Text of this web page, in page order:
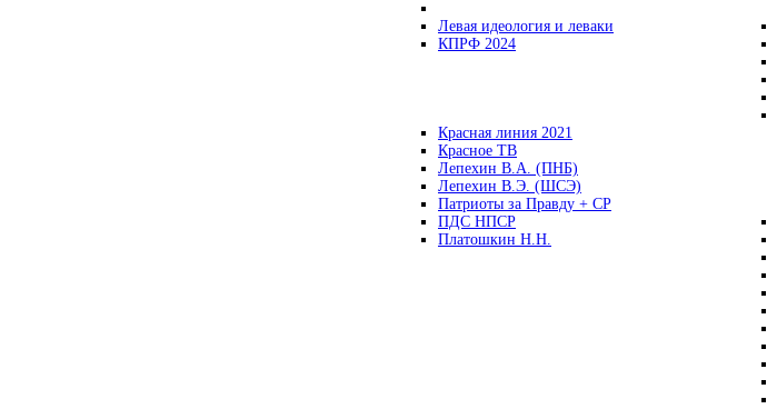
Левая идеология и леваки
КПРФ 2024
Красная линия 2021
Красное ТВ
Лепехин В.А. (ПНБ)
Лепехин В.Э. (ШСЭ)
Патриоты за Правду + СР
ПДС НПСР
Платошкин Н.Н.